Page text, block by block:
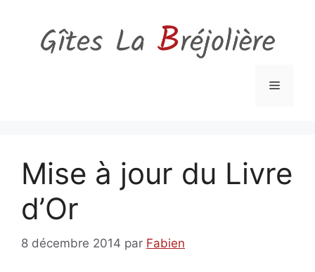
contenu
Menu
Mise à jour du Livre
d’Or
8 décembre 2014 par Fabien